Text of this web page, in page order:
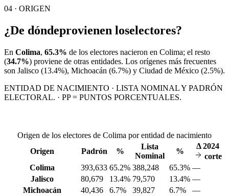
04 · ORIGEN
¿De dóndeprovienen loselectores?
En Colima, 65.3% de los electores nacieron en Colima; el resto
(34.7%) proviene de otras entidades. Los orígenes más frecuentes
son Jalisco (13.4%), Michoacán (6.7%) y Ciudad de México (2.5%).
ENTIDAD DE NACIMIENTO · LISTA NOMINAL Y PADRÓN
ELECTORAL. · PP = PUNTOS PORCENTUALES.
Origen de los electores de Colima por entidad de nacimiento
Origen
Padrón %
Lista
Nominal
%
Δ2024
corte
Colima
393,633 65.2% 388,248 65.3% —
Jalisco
80,679 13.4% 79,570 13.4% —
Michoacán
40,436 6.7% 39,827 6.7%
—